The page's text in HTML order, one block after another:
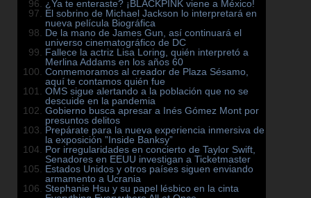
¿Ya te enteraste? ¡BLACKPINK viene a México!
El sobrino de Michael Jackson lo interpretará en
nueva película Biográfica
De la mano de James Gun, así continuará el
universo cinematográfico de DC
Fallece la actriz Lisa Loring, quién interpretó a
Merlina Addams en los años 60
Conmemoramos al creador de Plaza Sésamo,
aquí te contamos quién fue
OMS sigue alertando a la población que no se
descuide en la pandemia
Gobierno busca apresar a Inés Gómez Mont por
presuntos delitos
Prepárate para la nueva experiencia inmersiva de
la exposición ”Inside Banksy”
Por irregularidades en concierto de Taylor Swift,
Senadores en EEUU investigan a Ticketmaster
Estados Unidos y otros países siguen enviando
armamento a Ucrania
Stephanie Hsu y su papel lésbico en la cinta